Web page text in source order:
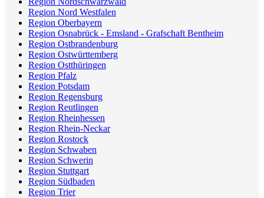
Region Nord Westfalen
Region Oberbayern
Region Osnabrück - Emsland - Grafschaft Bentheim
Region Ostbrandenburg
Region Ostwürttemberg
Region Ostthüringen
Region Pfalz
Region Potsdam
Region Regensburg
Region Reutlingen
Region Rheinhessen
Region Rhein-Neckar
Region Rostock
Region Schwaben
Region Schwerin
Region Stuttgart
Region Südbaden
Region Trier